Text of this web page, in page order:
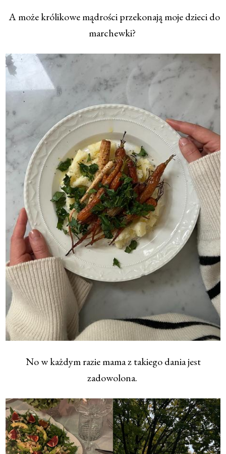
A może królikowe mądrości przekonają moje dzieci do
marchewki?
No w każdym razie mama z takiego dania jest
zadowolona.